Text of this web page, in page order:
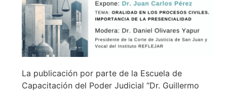
La publicación por parte de la Escuela de
Capacitación del Poder Judicial “Dr. Guillermo